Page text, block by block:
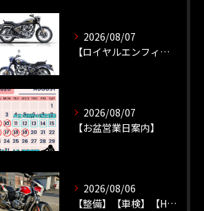
2026/08/07
【ロイヤルエンフィールド】【新車種】
2026/08/07
【お盆営業日案内】
2026/08/06
【整備】【車検】【HONDA】